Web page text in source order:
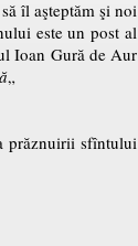
îl aşteptăm şi noi
este un post al
Ioan Gură de Aur
„
prăznuirii sfîntului